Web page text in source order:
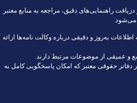
راهنمایی‌های دقیق، مراجعه به منابع معتبر
می‌شود:
به‌روز و دقیقی درباره وکالت نامه‌ها ارائه
و عمیقی از موضوعات مرتبط دارند.
حقوقی معتبر که امکان پاسخگویی کامل به